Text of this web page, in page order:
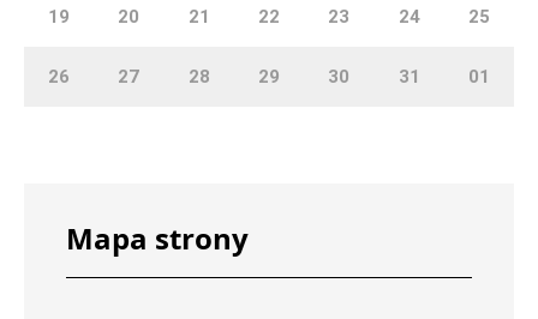
19 20 21 22 23 24 25
26 27 28 29 30 31 01
Mapa strony